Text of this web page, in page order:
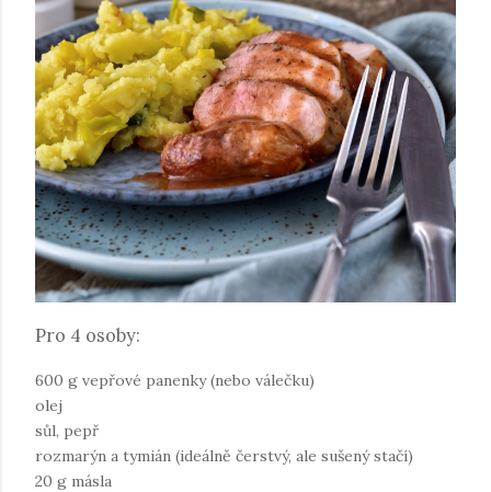
Pro 4 osoby:
600 g vepřové panenky (nebo válečku)
olej
sůl, pepř
rozmarýn a tymián (ideálně čerstvý, ale sušený stačí)
20 g másla